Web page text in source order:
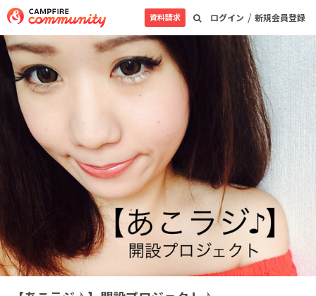
ログイン / 新規会員登録
資料請求